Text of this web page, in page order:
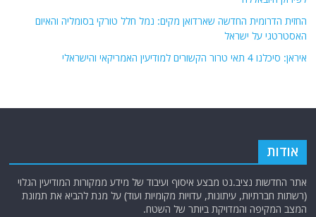
החזית הדרומית החדשה שארדואן מקים: נמל חלל טורקי בסומליה והאיום
האסטרטגי על ישראל
איראן: סיכלנו 4 תאי טרור הקשורים למודיעין האמריקאי והישראלי
אודות
אתר החדשות נציב.נט מבצע איסוף ועיבוד של מידע ממקורות המודיעין הגלוי
(רשתות חברתיות, עיתונות, עדויות מקומיות ועוד) על מנת להביא את תמונת
המצב המקיפה והמדויקת ביותר של השטח.